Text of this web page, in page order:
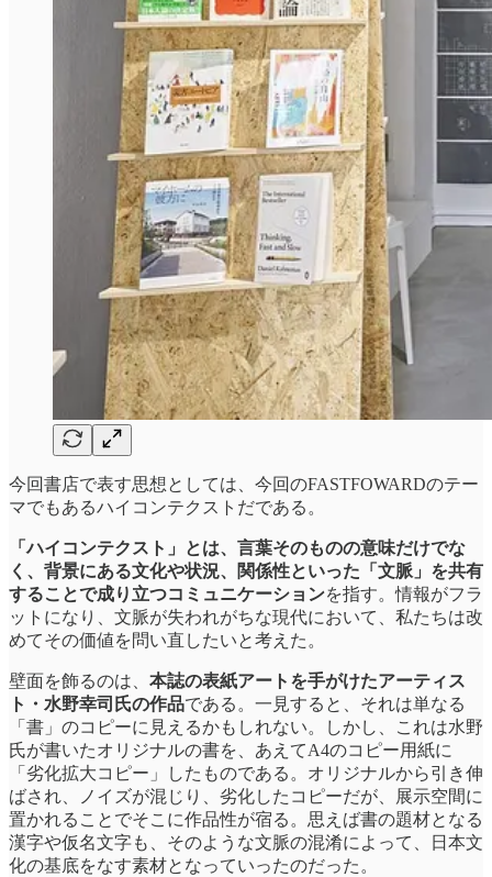
今回書店で表す思想としては、今回のFASTFOWARDのテー
マでもあるハイコンテクストだである。
「ハイコンテクスト」とは、言葉そのものの意味だけでな
く、背景にある文化や状況、関係性といった「文脈」を共有
することで成り立つコミュニケーションを指す。情報がフラ
ットになり、文脈が失われがちな現代において、私たちは改
めてその価値を問い直したいと考えた。
壁面を飾るのは、 本誌の表紙アートを手がけたアーティス
ト・水野幸司氏の作品である。一見すると、それは単なる
「書」のコピーに見えるかもしれない。しかし、これは水野
氏が書いたオリジナルの書を、あえてA4のコピー用紙に
「劣化拡大コピー」したものである。オリジナルから引き伸
ばされ、ノイズが混じり、劣化したコピーだが、展示空間に
置かれることでそこに作品性が宿る。思えば書の題材となる
漢字や仮名文字も、そのような文脈の混淆によって、日本文
化の基底をなす素材となっていったのだった。